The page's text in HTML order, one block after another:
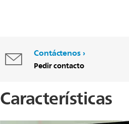
Contáctenos
Pedir contacto
Características